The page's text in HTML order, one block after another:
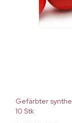
Gefärbter
10 Stk